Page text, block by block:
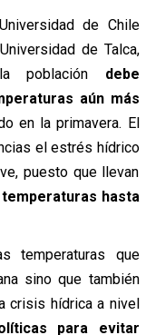
de Chile
de Talca,
población debe
aún más
en la primavera. El
el estrés hídrico
puesto que llevan
hasta
temperaturas que
sino que también
crisis hídrica a nivel
para evitar